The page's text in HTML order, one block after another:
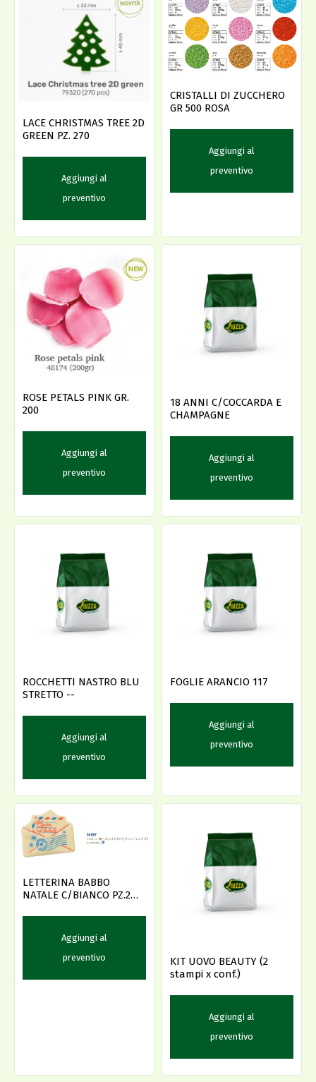
LACE CHRISTMAS TREE 2D
GREEN PZ. 270
Aggiungi al
preventivo
CRISTALLI DI ZUCCHERO
GR 500 ROSA
Aggiungi al
preventivo
ROSE PETALS PINK GR.
200
Aggiungi al
preventivo
18 ANNI C/COCCARDA E
CHAMPAGNE
Aggiungi al
preventivo
ROCCHETTI NASTRO BLU
STRETTO --
Aggiungi al
preventivo
FOGLIE ARANCIO 117
Aggiungi al
preventivo
LETTERINA BABBO
NATALE C/BIANCO PZ.24
Aggiungi al
preventivo
KIT UOVO BEAUTY (2
stampi x conf.)
Aggiungi al
preventivo